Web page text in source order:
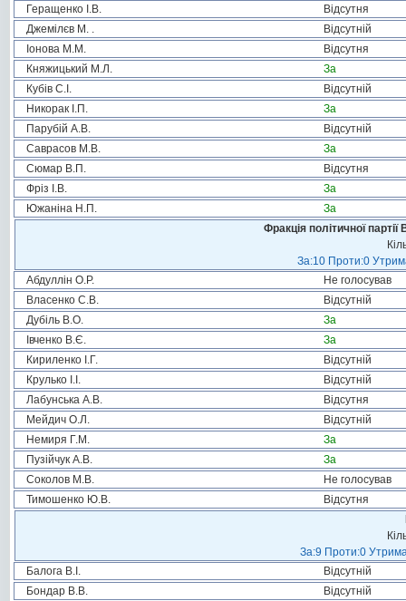
Геращенко І.В.
Відсутня
Джемілєв М. .
Відсутній
Іонова М.М.
Відсутня
Княжицький М.Л.
За
Кубів С.І.
Відсутній
Никорак І.П.
За
Парубій А.В.
Відсутній
Саврасов М.В.
За
Сюмар В.П.
Відсутня
Фріз І.В.
За
Южаніна Н.П.
За
Фракція політичної
За:10 Проти:0
Абдуллін О.Р.
Не голосував
Власенко С.В.
Відсутній
Дубіль В.О.
За
Івченко В.Є.
За
Кириленко І.Г.
Відсутній
Крулько І.І.
Відсутній
Лабунська А.В.
Відсутня
Мейдич О.Л.
Відсутній
Немиря Г.М.
За
Пузійчук А.В.
За
Соколов М.В.
Не голосував
Тимошенко Ю.В.
Відсутня
За:9 Проти:0
Балога В.І.
Відсутній
Бондар В.В.
Відсутній